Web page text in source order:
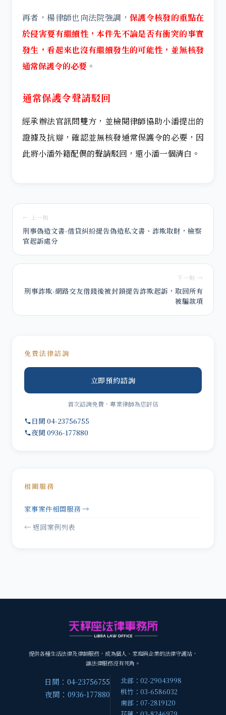
再者，楊律師也向法院強調， 保護令核發的重點在
於侵害要有繼續性，本件先不論是否有衝突的事實
發生，看起來也沒有繼續發生的可能性，並無核發
通常保護令的必要 。
通常保護令聲請駁回
經承辦法官訊問雙方，並檢閱律師協助小潘提出的
證據及抗辯，確認並無核發通常保護令的必要，因
此將小潘外籍配偶的聲請駁回，還小潘一個清白。
← 上一則
刑事偽造文書-借貸糾紛提告偽造私文書、詐欺取財，檢察
官起訴處分
下一則 →
刑事詐欺-網路交友借錢後被封鎖提告詐欺起訴，取回所有
被騙款項
免費法律諮詢
立即預約諮詢
首次諮詢免費，專業律師為您評估
日間 04-23756755
夜間 0936-177880
相關服務
家事案件相關服務 →
← 返回案例列表
提供各種生活法律及律師服務，成為個人、家庭與企業的法律守護站，
讓法律服務沒有死角。
日間：04-23756755
夜間：0936-177880
北部：02-29043998
桃竹：03-6586032
南部：07-2819120